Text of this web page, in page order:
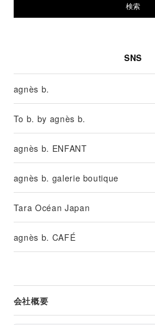
検索
SNS
agnès b.
To b. by agnès b.
agnès b. ENFANT
agnès b. galerie boutique
Tara Océan Japan
agnès b. CAFÉ
会社概要